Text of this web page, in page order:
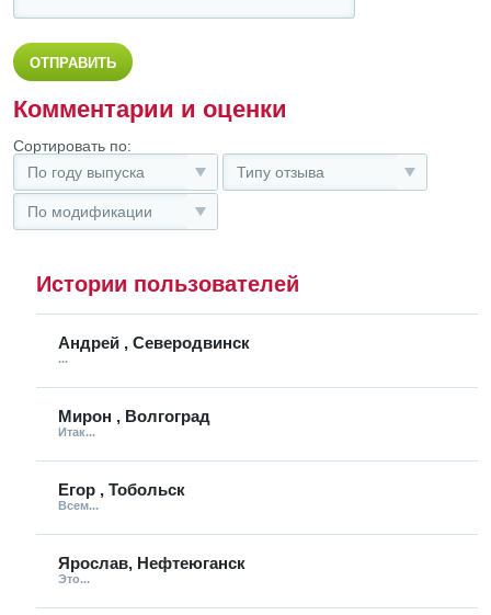
Комментарии и оценки
Сортировать по:
По году выпуска
Типу отзыва
По модификации
Истории пользователей
Андрей , Северодвинск
...
Мирон , Волгоград
Итак...
Егор , Тобольск
Всем...
Ярослав, Нефтеюганск
Это...